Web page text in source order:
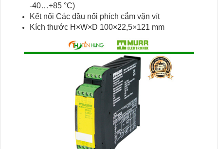
-40…+85 °C)
Kết nối Các đầu nối phích cắm vặn vít
Kích thước H×W×D 100×22,5×121 mm